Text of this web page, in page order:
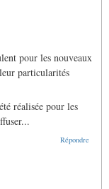
pour les nouveaux
particularités
réalisée pour les
Répondre